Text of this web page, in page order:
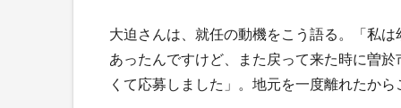
大迫さんは、就任の動機をこう語る。「私
あったんですけど、また戻って来た時に曽
くて応募しました」。地元を一度離れたか